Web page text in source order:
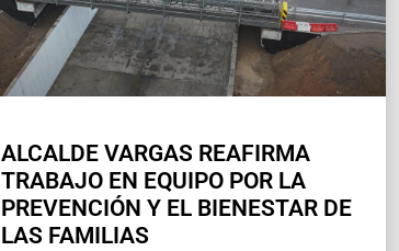
ALCALDE VARGAS REAFIRMA
TRABAJO EN EQUIPO POR LA
PREVENCIÓN Y EL BIENESTAR DE
LAS FAMILIAS